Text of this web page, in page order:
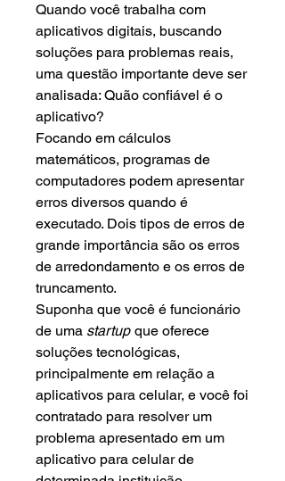
Quando você trabalha com
aplicativos digitais, buscando
soluções para problemas reais,
uma questão importante deve ser
analisada: Quão confiável é o
aplicativo?
Focando em cálculos
matemáticos, programas de
computadores podem apresentar
erros diversos quando é
executado. Dois tipos de erros de
grande importância são os erros
de arredondamento e os erros de
truncamento.
Suponha que você é funcionário
de uma startup que oferece
soluções tecnológicas,
principalmente em relação a
aplicativos para celular, e você foi
contratado para resolver um
problema apresentado em um
aplicativo para celular de